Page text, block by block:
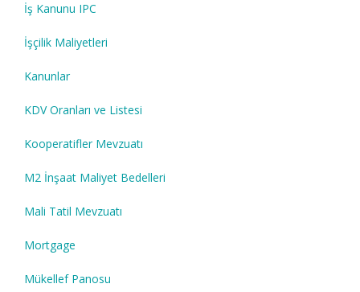
İş Kanunu IPC
İşçilik Maliyetleri
Kanunlar
KDV Oranları ve Listesi
Kooperatifler Mevzuatı
M2 İnşaat Maliyet Bedelleri
Mali Tatil Mevzuatı
Mortgage
Mükellef Panosu